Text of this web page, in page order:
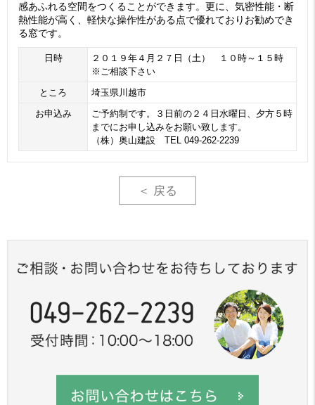
感あふれる空間をつくることができます。更に、気密性能・断
熱性能が高く、軽快な操作性がある点で優れておりお勧めでき
る窓です。
日時
２０１９年４月２７日（土） １０時～１５時
※ご相談下さい
ところ
埼玉県川越市
お申込み
ご予約制です。３日前の２４日水曜日、夕方５時
までにお申し込みをお願い致します。
（株）奥山建設 TEL 049-262-2239
＜ 戻る